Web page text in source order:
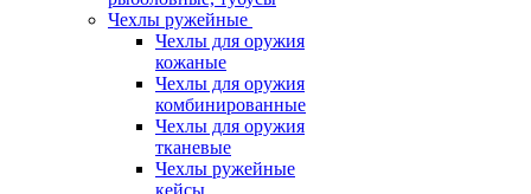
Чехлы ружейные
Чехлы для оружия
кожаные
Чехлы для оружия
комбинированные
Чехлы для оружия
тканевые
Чехлы ружейные
кейсы